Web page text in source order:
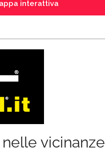
interattiva
vicinanze